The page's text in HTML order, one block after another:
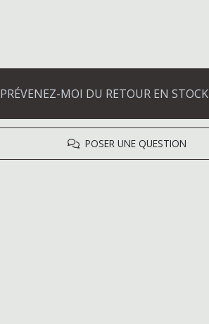
PRÉVENEZ-MOI DU RETOUR EN STOCK
POSER UNE QUESTION